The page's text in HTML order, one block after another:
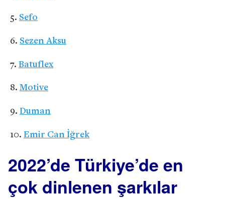
Sefo
Sezen Aksu
Batuflex
Motive
Duman
Emir Can İğrek
2022’de Türkiye’de en
çok dinlenen şarkılar